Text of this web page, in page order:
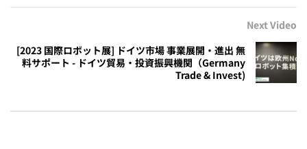
Next Video
[2023 国際ロボット展] ドイツ市場 事業展開・進出 無
料サポート - ドイツ貿易・投資振興機関（Germany
Trade & Invest)